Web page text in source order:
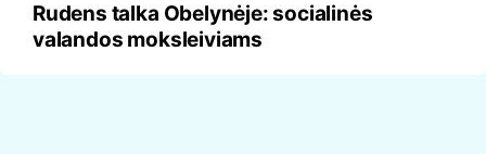
Rudens talka Obelynėje: socialinės
valandos moksleiviams